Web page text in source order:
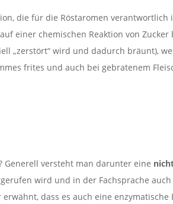
die für die Röstaromen
einer chemischen Reaktion von
„zerstört“ wird und dadurch bräunt),
frites und auch bei gebratenem
Generell versteht man darunter eine
wird und in der Fachsprache
dass es auch eine